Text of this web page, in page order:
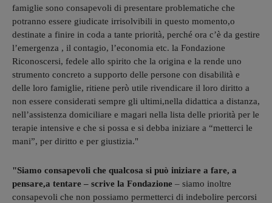
famiglie sono consapevoli di presentare problematiche che
potranno essere giudicate irrisolvibili in questo momento,o
destinate a finire in coda a tante priorità, perché ora c’è da gestire
l’emergenza , il contagio, l’economia etc. la Fondazione
Riconoscersi, fedele allo spirito che la origina e la rende uno
strumento concreto a supporto delle persone con disabilità e
delle loro famiglie, ritiene però utile rivendicare il loro diritto a
non essere considerati sempre gli ultimi,nella didattica a distanza,
nell’assistenza domiciliare e magari nella lista delle priorità per le
terapie intensive e che si possa e si debba iniziare a “metterci le
mani”, per diritto e per giustizia."
"Siamo consapevoli che qualcosa si può iniziare a fare, a
pensare,a tentare – scrive la Fondazione – siamo inoltre
consapevoli che non possiamo permetterci di indebolire percorsi